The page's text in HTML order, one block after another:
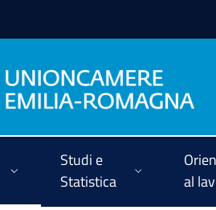
Studi e
Statistica
al